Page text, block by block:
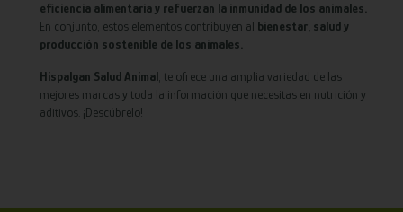
eficiencia alimentaria y refuerzan la inmunidad de los animales.
En conjunto, estos elementos contribuyen al bienestar, salud y
producción sostenible de los animales.
Hispalgan Salud Animal , te ofrece una amplia variedad de las
mejores marcas y toda la información que necesitas en nutrición y
aditivos. ¡Descúbrelo!